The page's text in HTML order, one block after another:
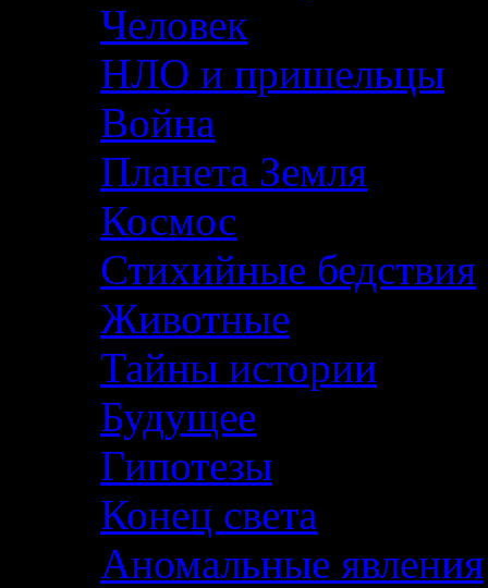
Человек
НЛО и пришельцы
Война
Планета Земля
Космос
Стихийные бедствия
Животные
Тайны истории
Будущее
Гипотезы
Конец света
Аномальные явления